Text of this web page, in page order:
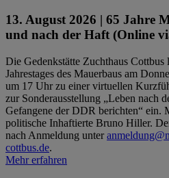
13. August 2026 | 65 Jahre
und nach der Haft (Online
Die Gedenkstätte Zuchthaus Cottbus
Jahrestages des Mauerbaus am
um 17 Uhr zu einer virtuellen
zur Sonderausstellung „Leben nach
Gefangene der DDR berichten“ ein.
politische Inhaftierte Bruno Hiller.
nach Anmeldung unter
cottbus.de.
Mehr erfahren